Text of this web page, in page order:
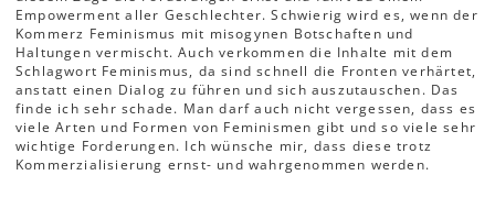
Empowerment aller Geschlechter. Schwierig wird es, wenn der
Kommerz Feminismus mit misogynen Botschaften und
Haltungen vermischt. Auch verkommen die Inhalte mit dem
Schlagwort Feminismus, da sind schnell die Fronten verhärtet,
anstatt einen Dialog zu führen und sich auszutauschen. Das
finde ich sehr schade. Man darf auch nicht vergessen, dass es
viele Arten und Formen von Feminismen gibt und so viele sehr
wichtige Forderungen. Ich wünsche mir, dass diese trotz
Kommerzialisierung ernst- und wahrgenommen werden.